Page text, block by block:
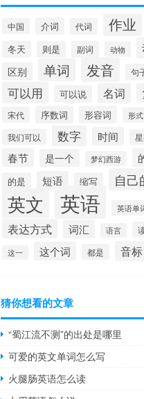
中国 介词 代词 作业
冬天 则是 副词 动物
区别 单词 发音 句
可以用 可以说 名词
宋代 序数词 形容词 形式
我们可以 数字 时间
春节 是一个 梦幻西游
的是 短语 缩写 自己
英文 英语 英语单
表达方式 词汇 语言
这一 这个词 都是 音标
猜你想看的文章
“蜀江流不测”的出处是哪里
可爱的英文单词怎么写
火腿肠英语怎么读